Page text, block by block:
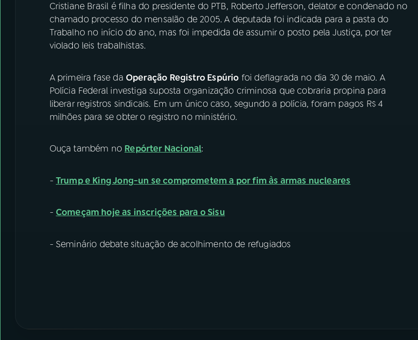
Cristiane Brasil é filha do presidente do PTB, Roberto Jefferson, delator e condenado no
chamado processo do mensalão de 2005. A deputada foi indicada para a pasta do
Trabalho no início do ano, mas foi impedida de assumir o posto pela Justiça, por ter
violado leis trabalhistas.
A primeira fase da Operação Registro Espúrio foi deflagrada no dia 30 de maio. A
Polícia Federal investiga suposta organização criminosa que cobraria propina para
liberar registros sindicais. Em um único caso, segundo a polícia, foram pagos R$ 4
milhões para se obter o registro no ministério.
Ouça também no Repórter Nacional:
- Trump e King Jong-un se comprometem a por fim às armas nucleares
- Começam hoje as inscrições para o Sisu
- Seminário debate situação de acolhimento de refugiados